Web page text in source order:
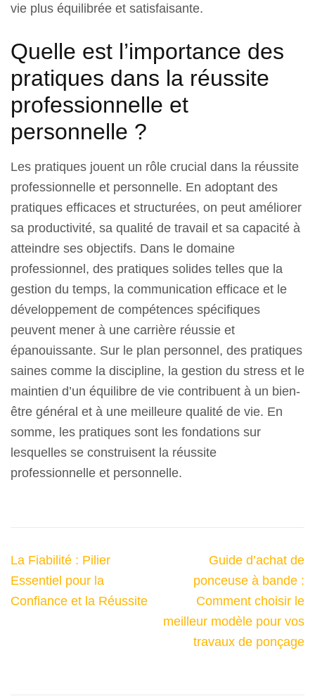
vie plus équilibrée et satisfaisante.
Quelle est l’importance des
pratiques dans la réussite
professionnelle et
personnelle ?
Les pratiques jouent un rôle crucial dans la réussite
professionnelle et personnelle. En adoptant des
pratiques efficaces et structurées, on peut améliorer
sa productivité, sa qualité de travail et sa capacité à
atteindre ses objectifs. Dans le domaine
professionnel, des pratiques solides telles que la
gestion du temps, la communication efficace et le
développement de compétences spécifiques
peuvent mener à une carrière réussie et
épanouissante. Sur le plan personnel, des pratiques
saines comme la discipline, la gestion du stress et le
maintien d’un équilibre de vie contribuent à un bien-
être général et à une meilleure qualité de vie. En
somme, les pratiques sont les fondations sur
lesquelles se construisent la réussite
professionnelle et personnelle.
Navigation
de
l’article
La Fiabilité : Pilier
Essentiel pour la
Confiance et la Réussite
Guide d’achat de
ponceuse à bande :
Comment choisir le
meilleur modèle pour vos
travaux de ponçage